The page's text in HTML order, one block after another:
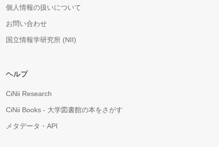
個人情報の扱いについて
お問い合わせ
国立情報学研究所 (NII)
ヘルプ
CiNii Research
CiNii Books - 大学図書館の本をさがす
メタデータ・API